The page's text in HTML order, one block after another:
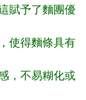
賦予了麵團優
使得麵條具有
，不易糊化或